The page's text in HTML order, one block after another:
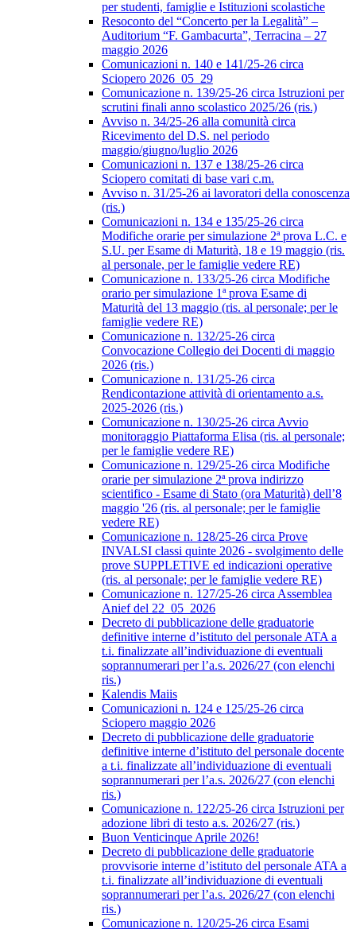
per studenti, famiglie e Istituzioni scolastiche
Resoconto del “Concerto per la Legalità” –
Auditorium “F. Gambacurta”, Terracina – 27
maggio 2026
Comunicazioni n. 140 e 141/25-26 circa
Sciopero 2026_05_29
Comunicazione n. 139/25-26 circa Istruzioni per
scrutini finali anno scolastico 2025/26 (ris.)
Avviso n. 34/25-26 alla comunità circa
Ricevimento del D.S. nel periodo
maggio/giugno/luglio 2026
Comunicazioni n. 137 e 138/25-26 circa
Sciopero comitati di base vari c.m.
Avviso n. 31/25-26 ai lavoratori della conoscenza
(ris.)
Comunicazioni n. 134 e 135/25-26 circa
Modifiche orarie per simulazione 2ª prova L.C. e
S.U. per Esame di Maturità, 18 e 19 maggio (ris.
al personale, per le famiglie vedere RE)
Comunicazione n. 133/25-26 circa Modifiche
orario per simulazione 1ª prova Esame di
Maturità del 13 maggio (ris. al personale; per le
famiglie vedere RE)
Comunicazione n. 132/25-26 circa
Convocazione Collegio dei Docenti di maggio
2026 (ris.)
Comunicazione n. 131/25-26 circa
Rendicontazione attività di orientamento a.s.
2025-2026 (ris.)
Comunicazione n. 130/25-26 circa Avvio
monitoraggio Piattaforma Elisa (ris. al personale;
per le famiglie vedere RE)
Comunicazione n. 129/25-26 circa Modifiche
orarie per simulazione 2ª prova indirizzo
scientifico - Esame di Stato (ora Maturità) dell’8
maggio '26 (ris. al personale; per le famiglie
vedere RE)
Comunicazione n. 128/25-26 circa Prove
INVALSI classi quinte 2026 - svolgimento delle
prove SUPPLETIVE ed indicazioni operative
(ris. al personale; per le famiglie vedere RE)
Comunicazione n. 127/25-26 circa Assemblea
Anief del 22_05_2026
Decreto di pubblicazione delle graduatorie
definitive interne d’istituto del personale ATA a
t.i. finalizzate all’individuazione di eventuali
soprannumerari per l’a.s. 2026/27 (con elenchi
ris.)
Kalendis Maiis
Comunicazioni n. 124 e 125/25-26 circa
Sciopero maggio 2026
Decreto di pubblicazione delle graduatorie
definitive interne d’istituto del personale docente
a t.i. finalizzate all’individuazione di eventuali
soprannumerari per l’a.s. 2026/27 (con elenchi
ris.)
Comunicazione n. 122/25-26 circa Istruzioni per
adozione libri di testo a.s. 2026/27 (ris.)
Buon Venticinque Aprile 2026!
Decreto di pubblicazione delle graduatorie
provvisorie interne d’istituto del personale ATA a
t.i. finalizzate all’individuazione di eventuali
soprannumerari per l’a.s. 2026/27 (con elenchi
ris.)
Comunicazione n. 120/25-26 circa Esami